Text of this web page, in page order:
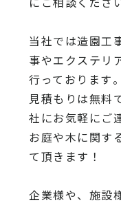
当社では造園工
事やエクステリ
行っております。
見積もりは無料
社にお気軽にご
お庭や木に関す
て頂きます！
企業様や、施設